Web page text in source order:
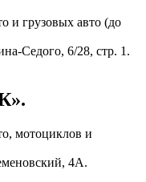
и грузовых авто (до
Седого, 6/28, стр. 1.
мотоциклов и
4А.